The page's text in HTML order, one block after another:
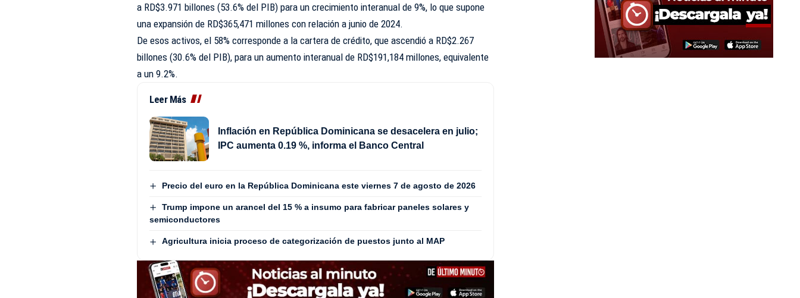
a RD$3.971 billones (53.6% del PIB) para un crecimiento interanual de 9%, lo que supone
una expansión de RD$365,471 millones con relación a junio de 2024.
De esos activos, el 58% corresponde a la cartera de crédito, que ascendió a RD$2.267
billones (30.6% del PIB), para un aumento interanual de RD$191,184 millones, equivalente
a un 9.2%.
Leer Más
Inflación en República Dominicana se desacelera en julio;
IPC aumenta 0.19 %, informa el Banco Central
Precio del euro en la República Dominicana este viernes 7 de agosto de 2026
Trump impone un arancel del 15 % a insumo para fabricar paneles solares y
semiconductores
Agricultura inicia proceso de categorización de puestos junto al MAP